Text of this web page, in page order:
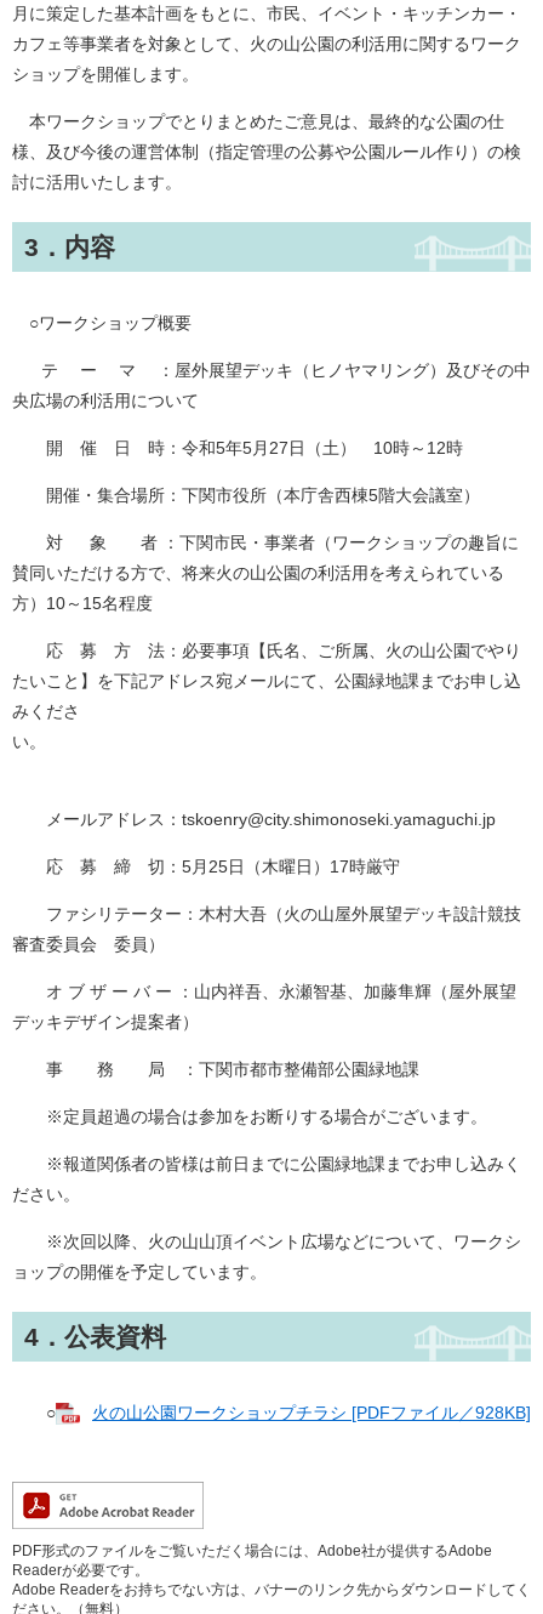
月に策定した基本計画をもとに、市民、イベント・キッチンカー・
カフェ等事業者を対象として、火の山公園の利活用に関するワーク
ショップを開催します。
本ワークショップでとりまとめたご意見は、最終的な公園の仕
様、及び今後の運営体制（指定管理の公募や公園ルール作り）の検
討に活用いたします。
3．内容
○ワークショップ概要
テ ー マ ：屋外展望デッキ（ヒノヤマリング）及びその中
央広場の利活用について
開 催 日 時：令和5年5月27日（土） 10時～12時
開催・集合場所：下関市役所（本庁舎西棟5階大会議室）
対 象 者 ：下関市民・事業者（ワークショップの趣旨に
賛同いただける方で、将来火の山公園の利活用を考えられている
方）10～15名程度
応 募 方 法：必要事項【氏名、ご所属、火の山公園でやり
たいこと】を下記アドレス宛メールにて、公園緑地課までお申し込
みくださ
い。
メールアドレス：tskoenry@city.shimonoseki.yamaguchi.jp
応 募 締 切：5月25日（木曜日）17時厳守
ファシリテーター：木村大吾（火の山屋外展望デッキ設計競技
審査委員会 委員）
オ ブ ザ ー バ ー ：山内祥吾、永瀬智基、加藤隼輝（屋外展望
デッキデザイン提案者）
事 務 局 ：下関市都市整備部公園緑地課
※定員超過の場合は参加をお断りする場合がございます。
※報道関係者の皆様は前日までに公園緑地課までお申し込みく
ださい。
※次回以降、火の山山頂イベント広場などについて、ワークシ
ョップの開催を予定しています。
4．公表資料
○ 火の山公園ワークショップチラシ [PDFファイル／928KB]
PDF形式のファイルをご覧いただく場合には、Adobe社が提供するAdobe
Readerが必要です。
Adobe Readerをお持ちでない方は、バナーのリンク先からダウンロードしてく
ださい。（無料）